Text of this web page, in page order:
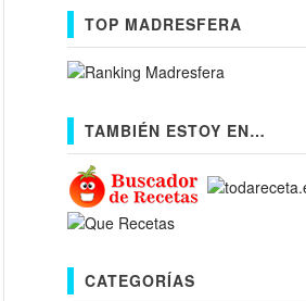
TOP MADRESFERA
TAMBIÉN ESTOY EN…
CATEGORÍAS